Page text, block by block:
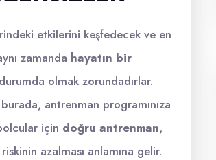
etkilerini keşfedecek ve en
zamanda hayatın bir
olmak zorundadırlar.
antrenman programınıza
için doğru antrenman,
azalması anlamına gelir.